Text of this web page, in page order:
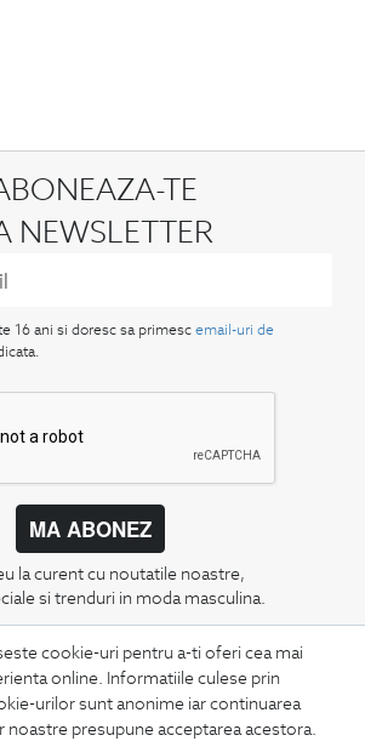
cookie-uri pentru a-ti oferi cea mai
online. Informatiile culese prin
urilor sunt anonime iar continuarea
noastre presupune acceptarea acestora.
TE
NEWSLETTER
16 ani si doresc sa primesc email-uri de
MA ABONEZ
la curent cu noutatile noastre,
si trenduri in moda masculina.
CONCIERGE
Termeni si conditii
Schimburi si retur